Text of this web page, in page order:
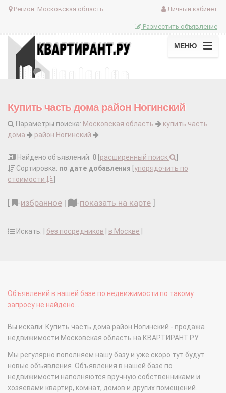
Регион: Московская область Личный кабинет
Разместить объявление
МЕНЮ
Купить часть дома район Ногинский
Параметры поиска: Московская область
купить часть
дома
район Ногинский
Найдено объявлений: 0 расширенный поиск
Сортировка: по дате добавления упорядочить по
стоимости
-избранное | -показать на карте
Искать: | без посредников в Москве
Объявлений в нашей базе по недвижимости по такому
запросу не найдено...
Вы искали: Купить часть дома район Ногинский - продажа
недвижимости Московская область на КВАРТИРАНТ.РУ
Мы регулярно пополняем нашу базу и уже скоро тут будут
новые объявления. Объявления в нашей базе по
недвижимости наполняются вручную собственниками и
хозяевами квартир, комнат, домов и других помещений.